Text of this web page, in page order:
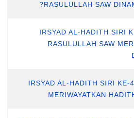
RASULULLAH SAW
IRSYAD AL-HADITH SIRI
RASULULLAH SAW
IRSYAD AL-HADITH SIRI KE-
MERIWAYATKAN